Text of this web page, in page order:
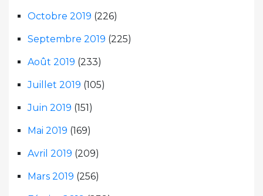
Octobre 2019 (226)
Septembre 2019 (225)
Août 2019 (233)
Juillet 2019 (105)
Juin 2019 (151)
Mai 2019 (169)
Avril 2019 (209)
Mars 2019 (256)